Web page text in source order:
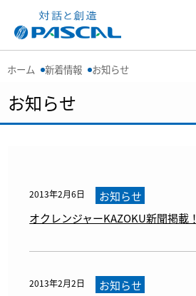
ホーム 新着情報 お知らせ
お知らせ
2013年2月6日
お知らせ
オクレンジャーKAZOKU新聞掲載！
2013年2月2日
お知らせ